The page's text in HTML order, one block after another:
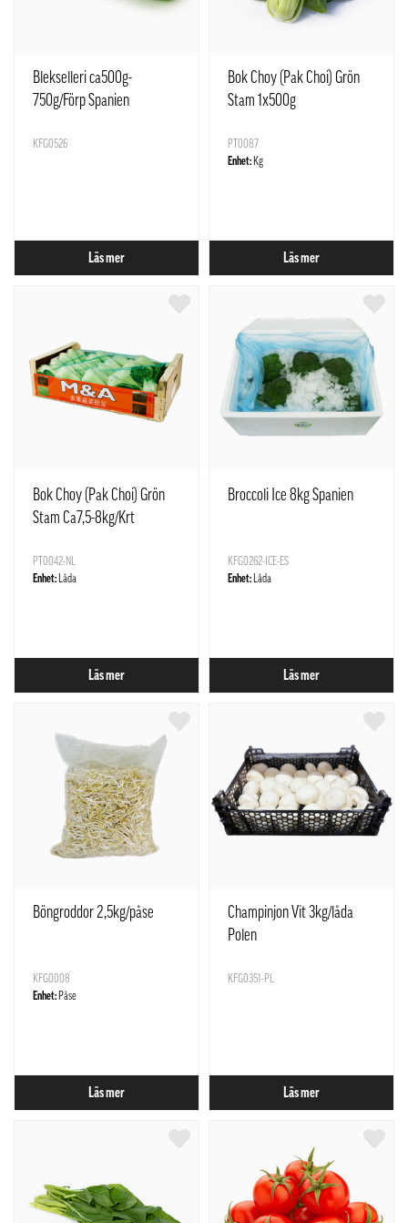
Blekselleri ca500g-
750g/Förp Spanien
KFG0526
Läs mer
Bok Choy (Pak Choi) Grön
Stam 1x500g
PT0087
Enhet: Kg
Läs mer
Bok Choy (Pak Choi) Grön
Stam Ca7,5-8kg/Krt
PT0042-NL
Enhet: Låda
Läs mer
Broccoli Ice 8kg Spanien
KFG0262-ICE-ES
Enhet: Låda
Läs mer
Böngroddor 2,5kg/påse
KFG0008
Enhet: Påse
Läs mer
Champinjon Vit 3kg/låda
Polen
KFG0351-PL
Läs mer